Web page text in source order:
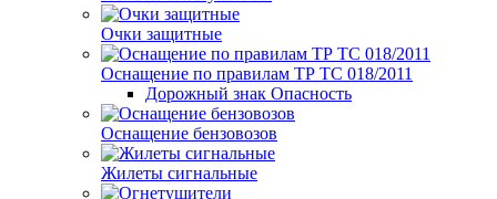
Очки защитные
Оснащение по правилам ТР ТС 018/2011
Дорожный знак Опасность
Оснащение бензовозов
Жилеты сигнальные